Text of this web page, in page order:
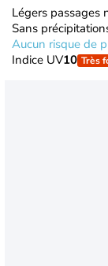
Légers passages
Sans
Aucun risque de
Indice UV10 Très